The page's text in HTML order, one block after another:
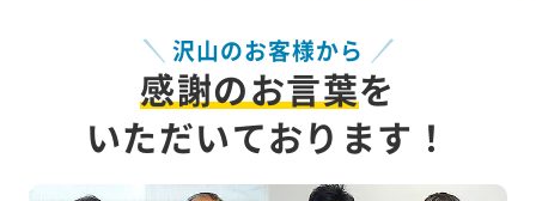
沢山のお客様から
感謝のお言葉を
いただいております！